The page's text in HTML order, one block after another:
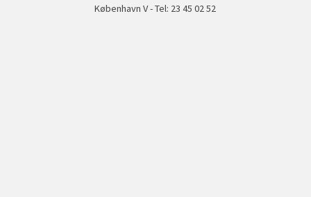
København V - Tel: 23 45 02 52